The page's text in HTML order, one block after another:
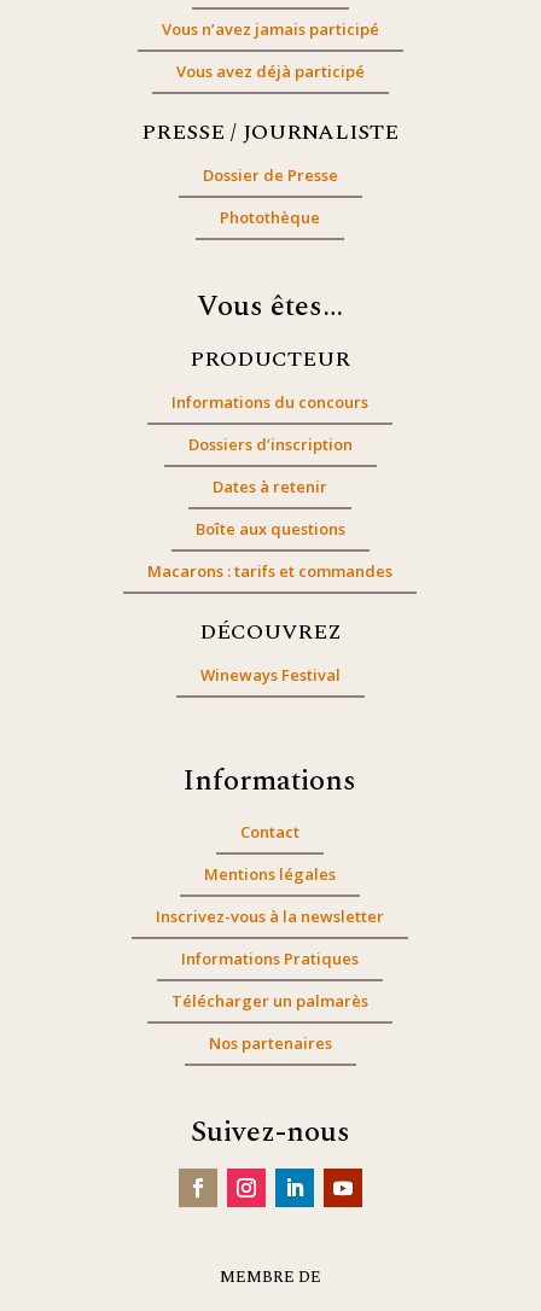
Vous n’avez jamais participé
Vous avez déjà participé
PRESSE / JOURNALISTE
Dossier de Presse
Photothèque
Vous êtes…
PRODUCTEUR
Informations du concours
Dossiers d’inscription
Dates à retenir
Boîte aux questions
Macarons : tarifs et commandes
DÉCOUVREZ
Wineways Festival
Informations
Contact
Mentions légales
Inscrivez-vous à la newsletter
Informations Pratiques
Télécharger un palmarès
Nos partenaires
Suivez-nous
MEMBRE DE